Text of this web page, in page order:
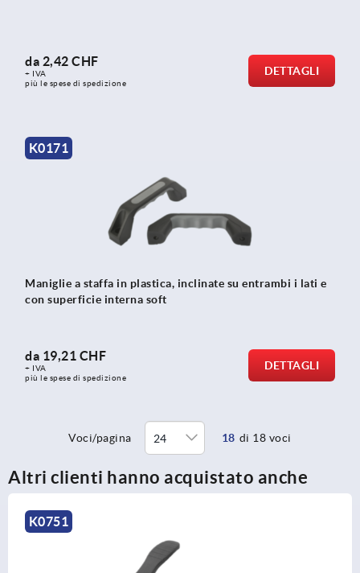
da 2,42 CHF
+ IVA
più le spese di spedizione
DETTAGLI
K0171
Maniglie a staffa in plastica, inclinate su entrambi i lati e
con superficie interna soft
da 19,21 CHF
+ IVA
più le spese di spedizione
DETTAGLI
Voci/pagina 18 di 18 voci
Altri clienti hanno acquistato anche
K0118